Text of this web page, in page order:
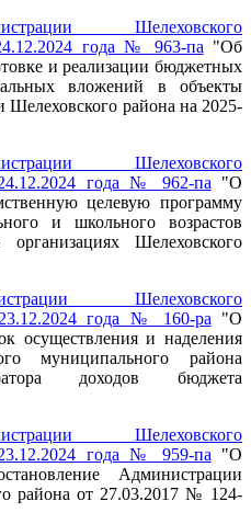
Шелеховского
года № 963-па "Об
и реализации бюджетных
вложений в объекты
Шелеховского района на 2025-
Шелеховского
года № 962-па "О
целевую программу
и школьного возрастов
Шелеховского
Шелеховского
года № 160-ра "О
осуществления и наделения
муниципального района
доходов бюджета
Шелеховского
года № 959-па "О
Администрации
района от 27.03.2017 № 124-